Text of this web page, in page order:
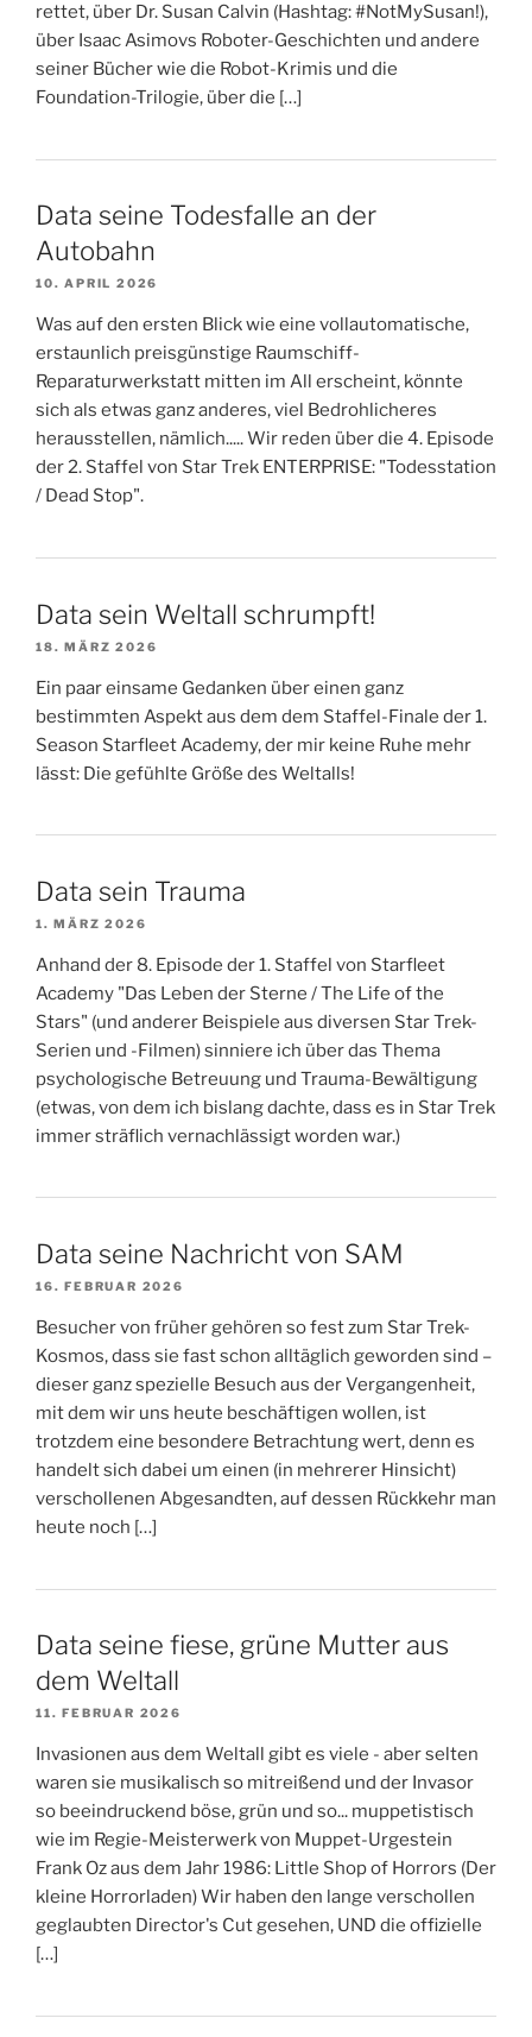
rettet, über Dr. Susan Calvin (Hashtag: #NotMySusan!),
über Isaac Asimovs Roboter-Geschichten und andere
seiner Bücher wie die Robot-Krimis und die
Foundation-Trilogie, über die […]
Data seine Todesfalle an der
Autobahn
10. APRIL 2026
Was auf den ersten Blick wie eine vollautomatische,
erstaunlich preisgünstige Raumschiff-
Reparaturwerkstatt mitten im All erscheint, könnte
sich als etwas ganz anderes, viel Bedrohlicheres
herausstellen, nämlich..... Wir reden über die 4. Episode
der 2. Staffel von Star Trek ENTERPRISE: "Todesstation
/ Dead Stop".
Data sein Weltall schrumpft!
18. MÄRZ 2026
Ein paar einsame Gedanken über einen ganz
bestimmten Aspekt aus dem dem Staffel-Finale der 1.
Season Starfleet Academy, der mir keine Ruhe mehr
lässt: Die gefühlte Größe des Weltalls!
Data sein Trauma
1. MÄRZ 2026
Anhand der 8. Episode der 1. Staffel von Starfleet
Academy "Das Leben der Sterne / The Life of the
Stars" (und anderer Beispiele aus diversen Star Trek-
Serien und -Filmen) sinniere ich über das Thema
psychologische Betreuung und Trauma-Bewältigung
(etwas, von dem ich bislang dachte, dass es in Star Trek
immer sträflich vernachlässigt worden war.)
Data seine Nachricht von SAM
16. FEBRUAR 2026
Besucher von früher gehören so fest zum Star Trek-
Kosmos, dass sie fast schon alltäglich geworden sind –
dieser ganz spezielle Besuch aus der Vergangenheit,
mit dem wir uns heute beschäftigen wollen, ist
trotzdem eine besondere Betrachtung wert, denn es
handelt sich dabei um einen (in mehrerer Hinsicht)
verschollenen Abgesandten, auf dessen Rückkehr man
heute noch […]
Data seine fiese, grüne Mutter aus
dem Weltall
11. FEBRUAR 2026
Invasionen aus dem Weltall gibt es viele - aber selten
waren sie musikalisch so mitreißend und der Invasor
so beeindruckend böse, grün und so... muppetistisch
wie im Regie-Meisterwerk von Muppet-Urgestein
Frank Oz aus dem Jahr 1986: Little Shop of Horrors (Der
kleine Horrorladen) Wir haben den lange verschollen
geglaubten Director's Cut gesehen, UND die offizielle
[…]